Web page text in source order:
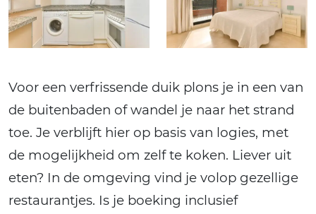
Voor een verfrissende duik plons je in een van
de buitenbaden of wandel je naar het strand
toe. Je verblijft hier op basis van logies, met
de mogelijkheid om zelf te koken. Liever uit
eten? In de omgeving vind je volop gezellige
restaurantjes. Is je boeking inclusief